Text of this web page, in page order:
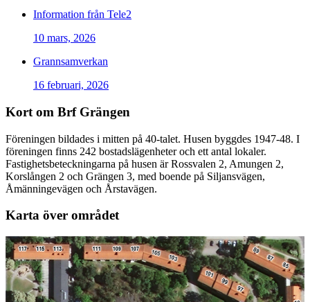
Information från Tele2
10 mars, 2026
Grannsamverkan
16 februari, 2026
Kort om Brf Grängen
Föreningen bildades i mitten på 40-talet. Husen byggdes 1947-48. I
föreningen finns 242 bostadslägenheter och ett antal lokaler.
Fastighetsbeteckningarna på husen är Rossvalen 2, Amungen 2,
Korslången 2 och Grängen 3, med boende på Siljansvägen,
Åmänningevägen och Årstavägen.
Karta över området